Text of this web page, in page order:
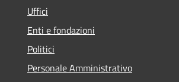
Uffici
Enti e fondazioni
Politici
Personale Amministrativo